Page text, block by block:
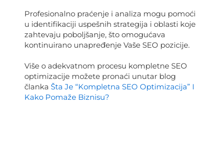
Profesionalno praćenje i analiza mogu pomoći
u identifikaciji uspešnih strategija i oblasti koje
zahtevaju poboljšanje, što omogućava
kontinuirano unapređenje Vaše SEO pozicije.
Više o adekvatnom procesu kompletne SEO
optimizacije možete pronaći unutar blog
člankaŠta Je “Kompletna SEO Optimizacija” I
Kako Pomaže Biznisu?